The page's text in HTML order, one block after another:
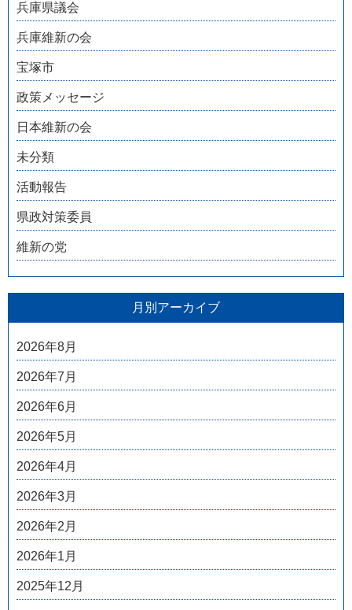
兵庫県議会
兵庫維新の会
宝塚市
政策メッセージ
日本維新の会
未分類
活動報告
県政対策委員
維新の党
月別アーカイブ
2026年8月
2026年7月
2026年6月
2026年5月
2026年4月
2026年3月
2026年2月
2026年1月
2025年12月